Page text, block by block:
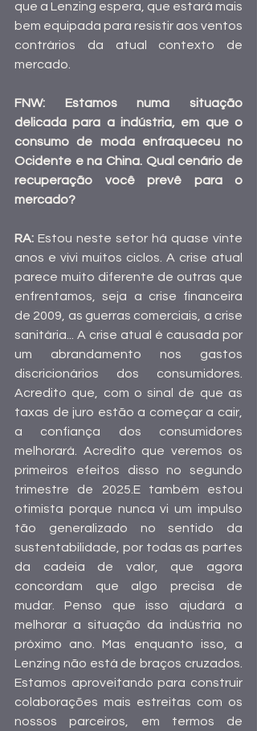
que a Lenzing espera, que estará mais
bem equipada para resistir aos ventos
contrários da atual contexto de
mercado.
FNW: Estamos numa situação
delicada para a indústria, em que o
consumo de moda enfraqueceu no
Ocidente e na China. Qual cenário de
recuperação você prevê para o
mercado?
RA: Estou neste setor há quase vinte
anos e vivi muitos ciclos. A crise atual
parece muito diferente de outras que
enfrentamos, seja a crise financeira
de 2009, as guerras comerciais, a crise
sanitária... A crise atual é causada por
um abrandamento nos gastos
discricionários dos consumidores.
Acredito que, com o sinal de que as
taxas de juro estão a começar a cair,
a confiança dos consumidores
melhorará. Acredito que veremos os
primeiros efeitos disso no segundo
trimestre de 2025.E também estou
otimista porque nunca vi um impulso
tão generalizado no sentido da
sustentabilidade, por todas as partes
da cadeia de valor, que agora
concordam que algo precisa de
mudar. Penso que isso ajudará a
melhorar a situação da indústria no
próximo ano. Mas enquanto isso, a
Lenzing não está de braços cruzados.
Estamos aproveitando para construir
colaborações mais estreitas com os
nossos parceiros, em termos de